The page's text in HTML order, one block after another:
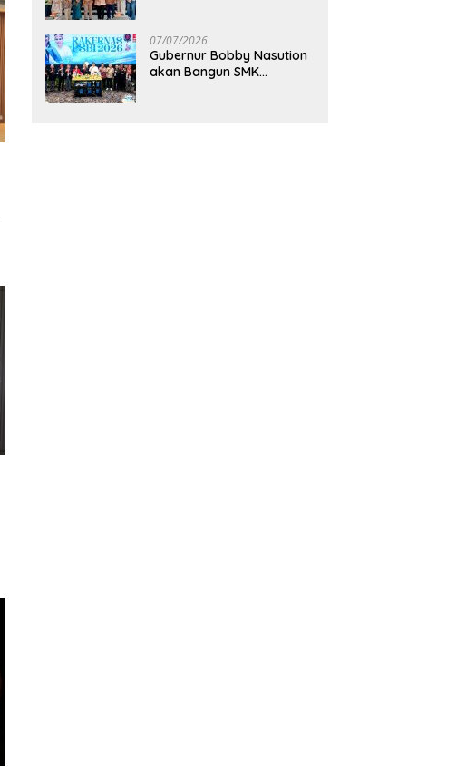
Pendidikan
07/07/2026
Gubernur Bobby Nasution
akan Bangun SMK